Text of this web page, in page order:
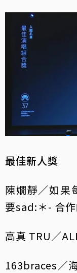
最佳新人獎
陳嫺靜／如果
要sad:＊- 合
高真 TRU／
163braces／